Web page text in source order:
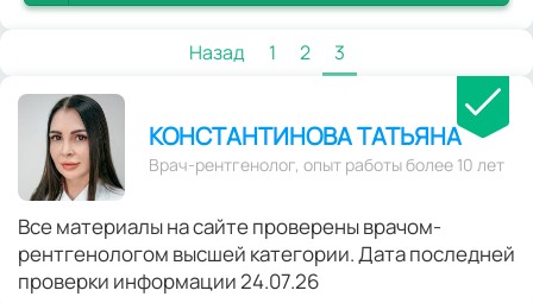
Назад 1 2 3
КОНСТАНТИНОВА ТАТЬЯНА
Врач-рентгенолог, опыт работы более 10 лет
Все материалы на сайте проверены врачом-
рентгенологом высшей категории. Дата последней
проверки информации 24.07.26